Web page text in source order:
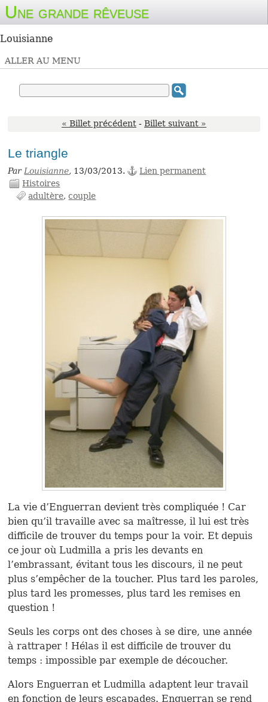
Une grande rêveuse
Louisianne
ALLER AU MENU
« Billet précédent - Billet suivant »
Le triangle
ParLouisianne, 13/03/2013.
Lien permanent
Histoires
adultère couple
La vie d’Enguerran devient très compliquée ! Car
bien qu’il travaille avec sa maîtresse, il lui est très
difficile de trouver du temps pour la voir. Et depuis
ce jour où Ludmilla a pris les devants en
l’embrassant, évitant tous les discours, il ne peut
plus s’empêcher de la toucher. Plus tard les paroles,
plus tard les promesses, plus tard les remises en
question !
Seuls les corps ont des choses à se dire, une année
à rattraper ! Hélas il est difficile de trouver du
temps : impossible par exemple de découcher.
Alors Enguerran et Ludmilla adaptent leur travail
en fonction de leurs escapades. Enguerran se rend